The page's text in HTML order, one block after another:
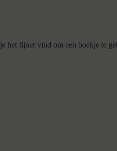
fijner vind om een boekje te